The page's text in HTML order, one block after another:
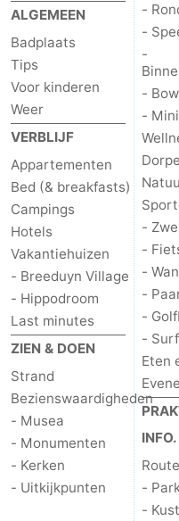
ALGEMEEN
Badplaats
Tips
Voor kinderen
Weer
VERBLIJF
Appartementen
Bed (& breakfasts)
Campings
Hotels
Vakantiehuizen
- Breeduyn Village
- Hippodroom
Last minutes
ZIEN & DOEN
Strand
Bezienswaardigheden
- Musea
- Monumenten
- Kerken
- Uitkijkpunten
-
-
-
-
-
-
-
-
-
-
-
Eten
INFO.
Route
-
-